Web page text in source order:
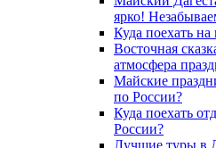
ярко!
Куда поехать
Восточная
атмосфера
Майские
по России?
Куда поехать
России?
Лучшие туры в